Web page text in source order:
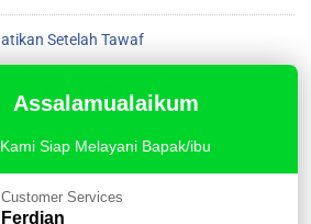
Setelah Tawaf
Tawaf di Ka’bah
Tawaf
Cara Menghindarinya
Assalamualaikum
Kami Siap Melayani Bapak/ibu
Customer Services
Ferdian